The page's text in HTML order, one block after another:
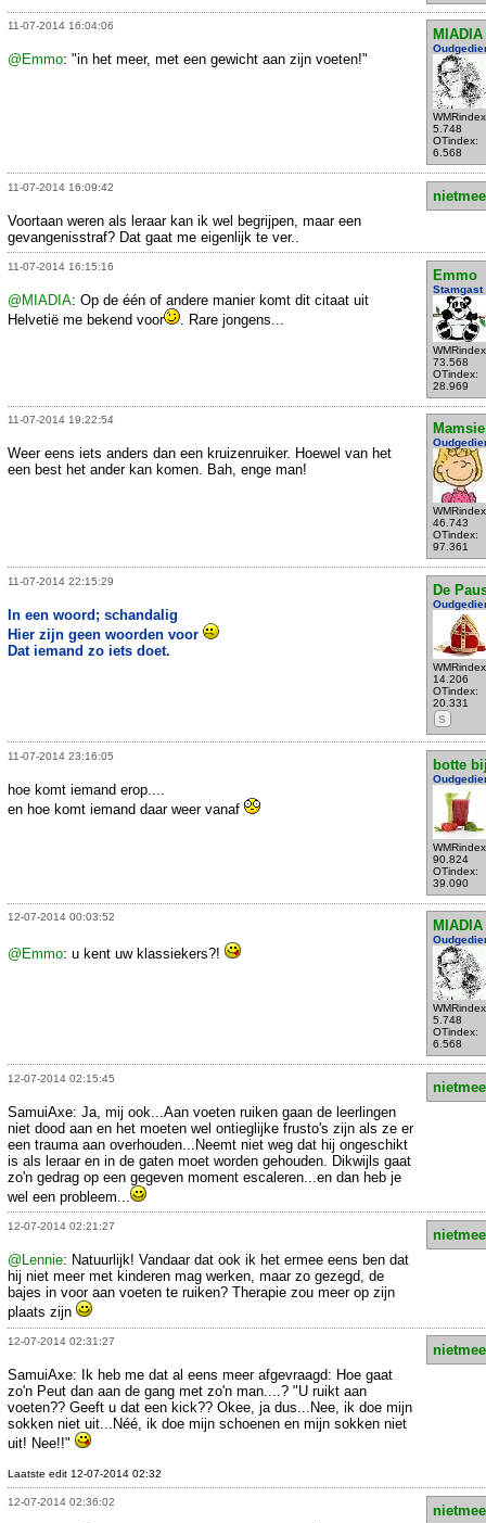
11-07-2014 16:04:06
MIADIA
5.748
OTindex:
6.568
@Emmo: "in het meer, met een gewicht aan zijn voeten!"
11-07-2014 16:09:42
Voortaan weren als leraar kan ik wel begrijpen, maar een
gevangenisstraf? Dat gaat me eigenlijk te ver..
11-07-2014 16:15:16
Emmo
Stamgast
73.568
OTindex:
28.969
@MIADIA: Op de één of andere manier komt dit citaat uit
Helvetië me bekend voor
. Rare jongens...
11-07-2014 19:22:54
Mamsie
46.743
OTindex:
97.361
Weer eens iets anders dan een kruizenruiker. Hoewel van het
een best het ander kan komen. Bah, enge man!
11-07-2014 22:15:29
De
14.206
OTindex:
20.331
S
In een woord; schandalig
Hier zijn geen woorden voor
Dat iemand zo iets doet.
11-07-2014 23:16:05
botte
90.824
OTindex:
39.090
hoe komt iemand erop....
en hoe komt iemand daar weer vanaf
12-07-2014 00:03:52
MIADIA
5.748
OTindex:
6.568
@Emmo: u kent uw klassiekers?!
12-07-2014 02:15:45
SamuiAxe: Ja, mij ook...Aan voeten ruiken gaan de leerlingen
niet dood aan en het moeten wel ontieglijke frusto's zijn als ze er
een trauma aan overhouden...Neemt niet weg dat hij ongeschikt
is als leraar en in de gaten moet worden gehouden. Dikwijls gaat
zo'n gedrag op een gegeven moment escaleren...en dan heb je
wel een probleem...
12-07-2014 02:21:27
@Lennie: Natuurlijk! Vandaar dat ook ik het ermee eens ben dat
hij niet meer met kinderen mag werken, maar zo gezegd, de
bajes in voor aan voeten te ruiken? Therapie zou meer op zijn
plaats zijn
12-07-2014 02:31:27
SamuiAxe: Ik heb me dat al eens meer afgevraagd: Hoe gaat
zo'n Peut dan aan de gang met zo'n man....? "U ruikt aan
voeten?? Geeft u dat een kick?? Okee, ja dus...Nee, ik doe mijn
sokken niet uit...Néé, ik doe mijn schoenen en mijn sokken niet
uit! Nee!!"
Laatste edit 12-07-2014 02:32
12-07-2014 02:36:02